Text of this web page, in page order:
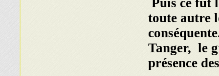
Puis ce fut
toute autre
Tanger, le
présence